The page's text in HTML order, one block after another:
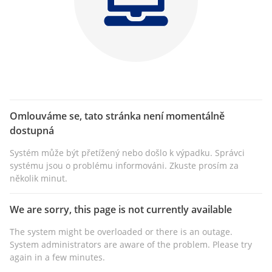
Omlouváme se, tato stránka není momentálně
dostupná
Systém může být přetížený nebo došlo k výpadku. Správci
systému jsou o problému informováni. Zkuste prosím za
několik minut.
We are sorry, this page is not currently available
The system might be overloaded or there is an outage.
System administrators are aware of the problem. Please try
again in a few minutes.